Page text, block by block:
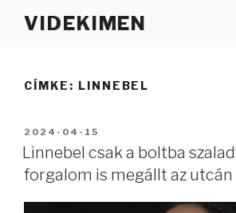
VIDEKIMEN
CÍMKE: LINNEBEL
BEKÜLDVE:
2024-04-15
Linnebel csak a boltba
forgalom is megállt az utcán